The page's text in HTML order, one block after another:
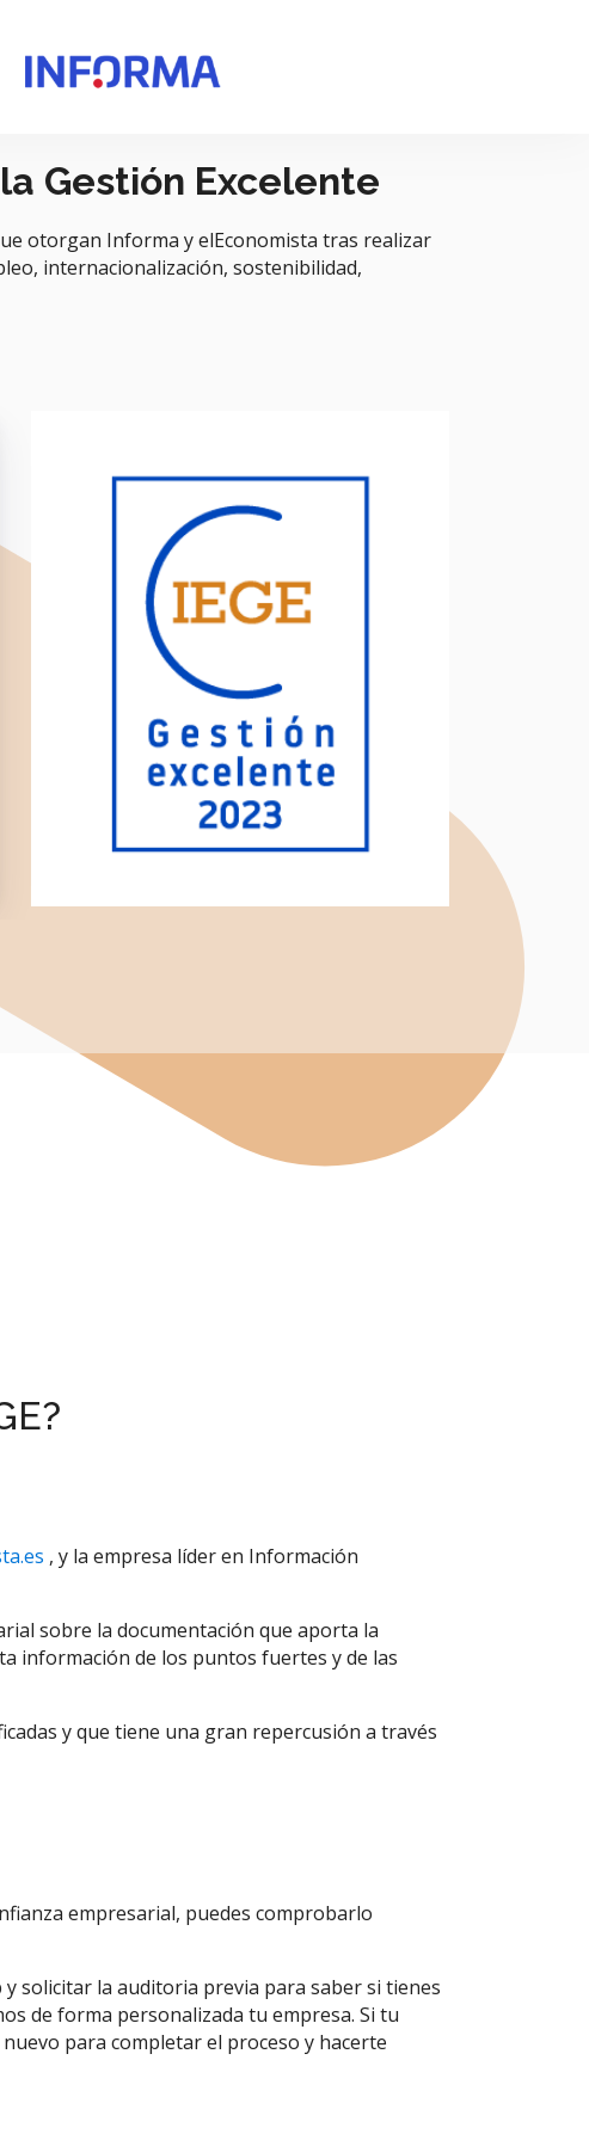
Gestión Excelente
otorgan Informa y elEconomista tras realizar
internacionalización, sostenibilidad,
, y la empresa líder en Información
sobre la documentación que aporta la
información de los puntos fuertes y de las
y que tiene una gran repercusión a través
empresarial, puedes comprobarlo
solicitar la auditoria previa para saber si tienes
de forma personalizada tu empresa. Si tu
para completar el proceso y hacerte